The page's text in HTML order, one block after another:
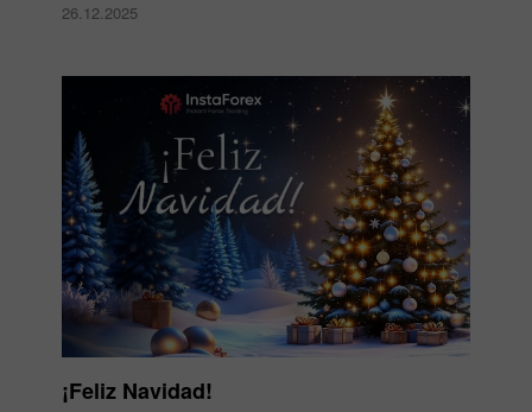
26.12.2025
¡Feliz Navidad!